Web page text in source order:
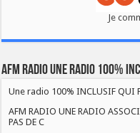
Je
AFM RADIO UNE RADIO 100%
Une radio 100% INCLUSIF QUI
AFM RADIO UNE RADIO
PAS DE C